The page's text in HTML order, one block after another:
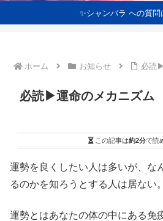
✨シャンバラ への質問
ホーム お知らせ 必読
必読▶運命のメカニズム
この記事は約2分で読
運勢を良くしたい人は多いが、な
るのかを知ろうとする人は居ない。
運勢とはあなたの体の中にある免